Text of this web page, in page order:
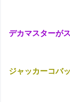
デカマスターが
ジャッカーコバ